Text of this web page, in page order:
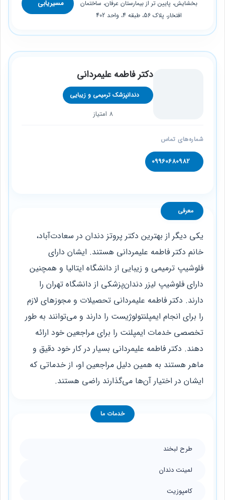
بخشایش، پایین تر از بیمارستان عرفان، ساختمان
افتخار، پلاک 56، طبقه 4، واحد 402
مسیریابی
دکتر فاطمه علیمردانی
دندانپزشک ترمیمی و زیبایی
8 امتیاز
شماره‌های تماس
09960680982
معرفی
یکی دیگر از بهترین دکتر پروتز دندان در سعادت‌آباد،
خانم دکتر فاطمه علیمردانی هستند. ایشان دارای
فلوشیپ ترمیمی و زیبایی از دانشگاه ایتالیا و همچنین
دارای فلوشیپ لیزر دندان‌پزشکی از دانشگاه تهران را
دارند. دکتر فاطمه علیمردانی تحصیلات و مجوزهای لازم
را برای انجام ایمپلنتولوژیست را دارند و می‌توانند به طور
تخصصی خدمات ایمپلنت را برای مراجعین خود ارائه
دهند. دکتر فاطمه علیمردانی بسیار در کار خود دقیق و
ماهر هستند به همین دلیل مراجعین او، از خدماتی که
ایشان در اختیار آن‌ها می‌گذارند راضی هستند.
خدمات ما
طرح لبخند
لمینت دندان
کامپوزیت